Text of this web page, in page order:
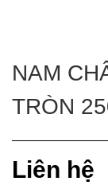
NAM
TRÒN
Liên hệ